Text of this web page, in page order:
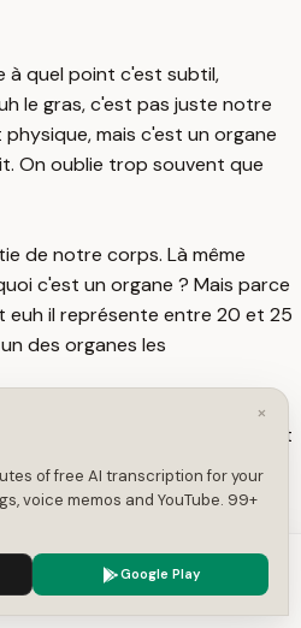
à quel point c'est subtil,
le gras, c'est pas juste notre
mais c'est un organe
On oublie trop souvent que
de notre corps. Là même
c'est un organe ? Mais parce
euh il représente entre 20 et 25
des organes les
la masse du tissu adipe est
poids de notre corps. Donc
là, il faut qu'il soit
il est très très utile.
envoyer le sang
×
of free AI transcription for your
voice memos and YouTube. 99+
Google Play